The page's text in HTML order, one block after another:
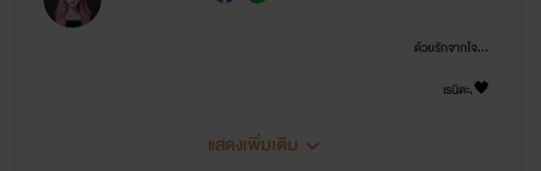
ด้วยรักจากใจ...
เรนิตะ.🖤
แสดงเพิ่มเติม